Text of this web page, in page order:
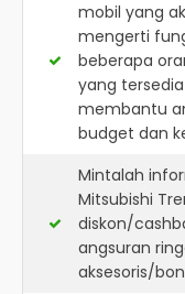
mobil yang
mengerti
beberapa
yang
membantu
budget dan
Mintalah
Mitsubishi
diskon/
angsuran
aksesoris/